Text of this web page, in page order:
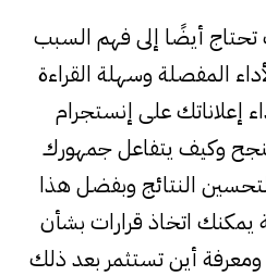
تحتاج أيضًا إلى فهم السبب
المفصلة وسهلة القراءة
إعلاناتك على إنستجرام
وكيف يتفاعل جمهورك
النتائج وبفضل هذا
اتخاذ قرارات بشأن
ومعرفة أين تستثمر بعد ذلك